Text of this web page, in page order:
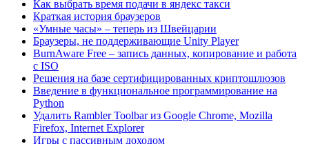
Как выбрать время подачи в яндекс такси
Краткая история браузеров
«Умные часы» – теперь из Швейцарии
Браузеры, не поддерживающие Unity Player
BurnAware Free – запись данных, копирование и работа
с ISO
Решения на базе сертифицированных криптошлюзов
Введение в функциональное программирование на
Python
Удалить Rambler Toolbar из Google Chrome, Mozilla
Firefox, Internet Explorer
Игры с пассивным доходом